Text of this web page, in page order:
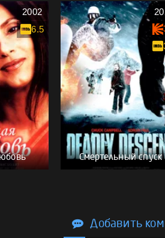
2002
6.5
Смертельный спуск
Добавить